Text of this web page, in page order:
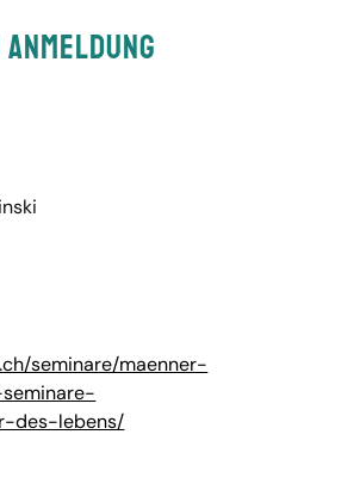
seminare/maenner-
des-lebens/